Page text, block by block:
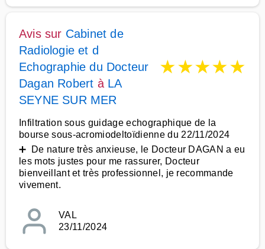
Avis sur Cabinet de
Radiologie et d
Echographie du Docteur
Dagan Robert à LA
SEYNE SUR MER
★★★★★
Infiltration sous guidage echographique de la
bourse sous-acromiodeltoïdienne du 22/11/2024
➕ De nature très anxieuse, le Docteur DAGAN a eu
les mots justes pour me rassurer, Docteur
bienveillant et très professionnel, je recommande
vivement.
VAL
23/11/2024